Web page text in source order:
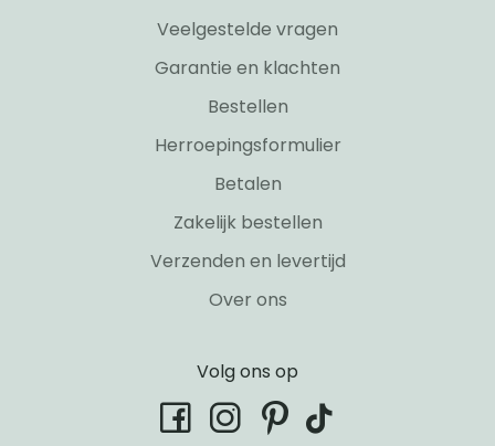
Veelgestelde vragen
Garantie en klachten
Bestellen
Herroepingsformulier
Betalen
Zakelijk bestellen
Verzenden en levertijd
Over ons
Volg ons op
facebookinstagram
pinterest
tiktok